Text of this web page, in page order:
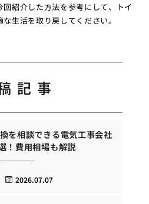
紹介した方法を参考にして、トイ
生活を取り戻してください。
記事
を相談できる電気工事会社
！費用相場も解説
2026.07.07